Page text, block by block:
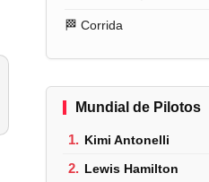
🏁 Corrida
Mundial de Pilotos
1. Kimi Antonelli
2. Lewis Hamilton